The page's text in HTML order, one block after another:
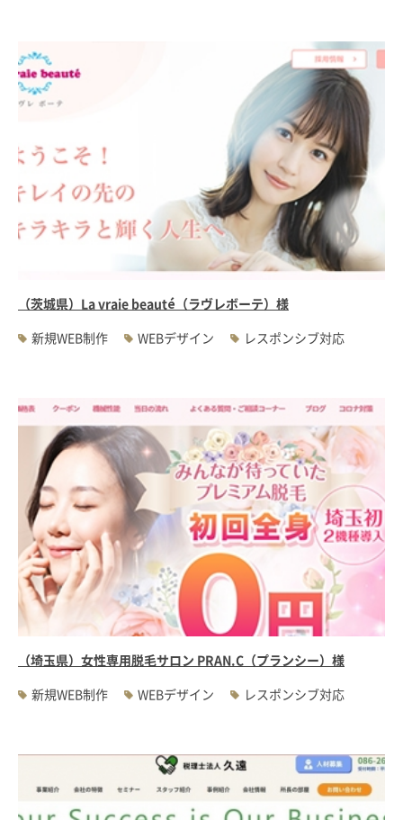
（茨城県）La vraie beauté（ラヴレボーテ）様
新規WEB制作
WEBデザイン レスポンシブ対応
（埼玉県）女性専用脱毛サロン PRAN.C（プランシー）様
新規WEB制作
WEBデザイン レスポンシブ対応